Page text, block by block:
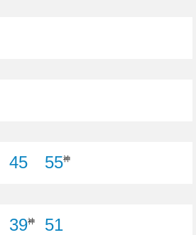
45
55神
39神
51